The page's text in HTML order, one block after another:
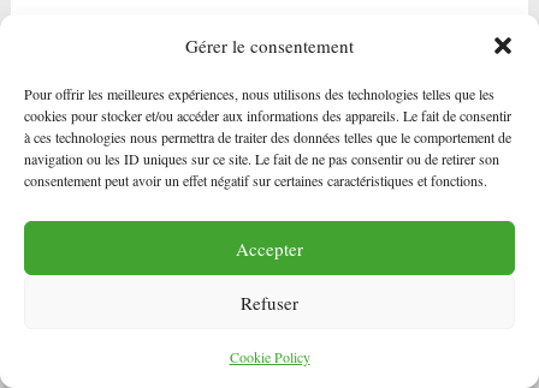
Gérer le consentement
Pour offrir les meilleures expériences, nous utilisons des technologies telles que les
cookies pour stocker et/ou accéder aux informations des appareils. Le fait de consentir
à ces technologies nous permettra de traiter des données telles que le comportement de
navigation ou les ID uniques sur ce site. Le fait de ne pas consentir ou de retirer son
consentement peut avoir un effet négatif sur certaines caractéristiques et fonctions.
Accepter
Refuser
Cookie Policy
Infos
Art Insider : Benoit Janson, restaurateur d’œuvres d’art à
Paris
Benoit JANSON Restaurateur d’Art et de Tableaux à Paris
Constats d’état après sinistres